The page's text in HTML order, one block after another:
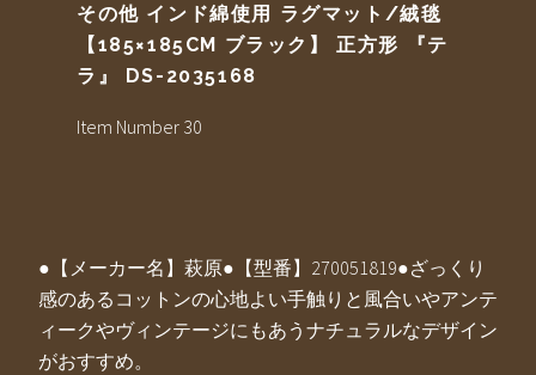
その他 インド綿使用 ラグマット/絨毯
【185×185CM ブラック】 正方形 『テ
ラ』 DS-2035168
Item Number 30
●【メーカー名】萩原●【型番】270051819●ざっくり
感のあるコットンの心地よい手触りと風合いやアンテ
ィークやヴィンテージにもあうナチュラルなデザイン
がおすすめ。